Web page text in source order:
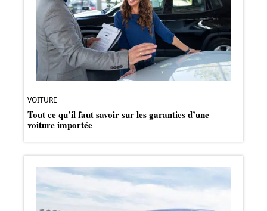
VOITURE
Tout ce qu’il faut savoir sur les garanties d’une
voiture importée